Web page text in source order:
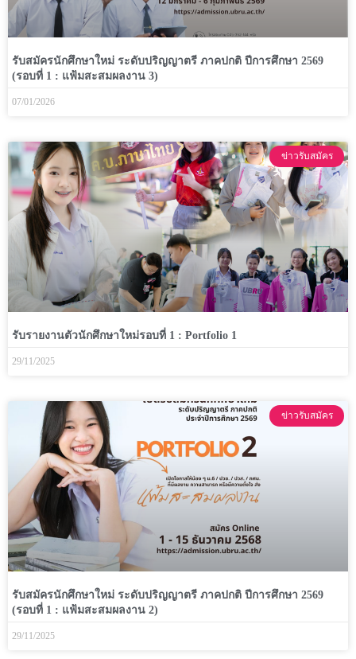
รับสมัครนักศึกษาใหม่ ระดับปริญญาตรี ภาคปกติ ปีการศึกษา 2569
(รอบที่ 1 : แฟ้มสะสมผลงาน 3)
07/01/2026
ข่าวรับสมัคร
รับรายงานตัวนักศึกษาใหม่รอบที่ 1 : Portfolio 1
29/11/2025
ข่าวรับสมัคร
รับสมัครนักศึกษาใหม่ ระดับปริญญาตรี ภาคปกติ ปีการศึกษา 2569
(รอบที่ 1 : แฟ้มสะสมผลงาน 2)
29/11/2025